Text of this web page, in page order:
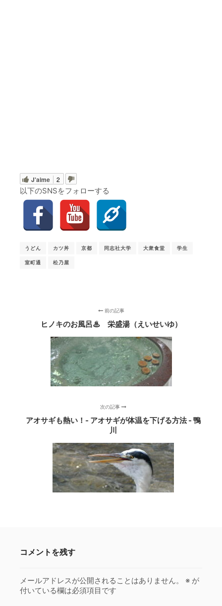
J'aime 2
以下のSNSをフォローする
うどん カツ丼 京都 同志社大学 大衆食堂 学生
室町通 松乃屋
前の記事
ヒノキのお風呂♨ 栄盛湯（えいせいゆ）
次の記事
アオサギも熱い！- アオサギが体温を下げる方法 - 鴨
川
コメントを残す
メールアドレスが公開されることはありません。 ※ が
付いている欄は必須項目です